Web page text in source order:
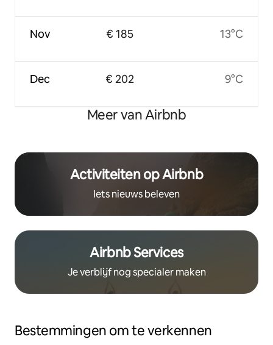
Nov
Dec
€ 185
€ 202
13°C
9°C
Meer van Airbnb
Activiteiten op Airbnb
Iets nieuws beleven
Airbnb Services
Je verblijf nog specialer maken
Bestemmingen om te verkennen